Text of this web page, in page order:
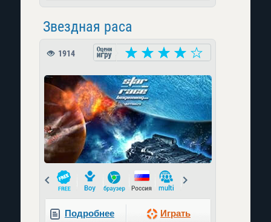
Звездная раса
1914
Prev
Подробнее Играть